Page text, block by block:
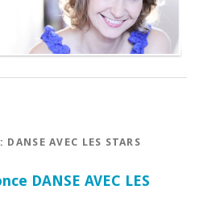
DANSE AVEC LES STARS
DANSE AVEC LES